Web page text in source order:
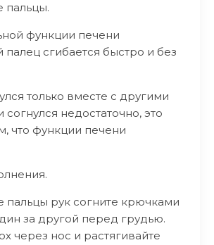
пальцы.
функции печени
палец сгибается быстро и без
только вместе с другими
согнулся недостаточно, это
что функции печени
пальцы рук согните крючками
за другой перед грудью.
через нос и растягивайте